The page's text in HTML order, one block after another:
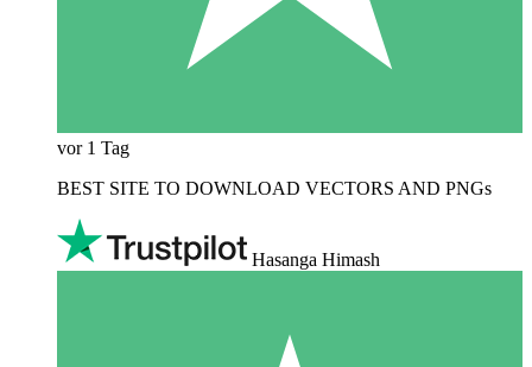
vor 1 Tag
BEST SITE TO DOWNLOAD VECTORS AND PNGs
Hasanga Himash